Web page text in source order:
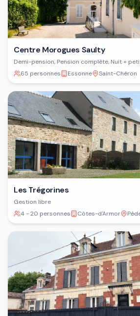
Centre Morogues Saulty
Demi-pension, Pension complète, Nuit +
65 personnes
Essonne Saint-Chéron
Les Trégorines
Gestion libre
4 - 20 personnes
Côtes-d'Armor